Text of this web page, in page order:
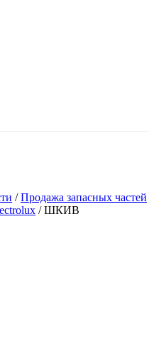
/Продажа запасных частей
/ШКИВ